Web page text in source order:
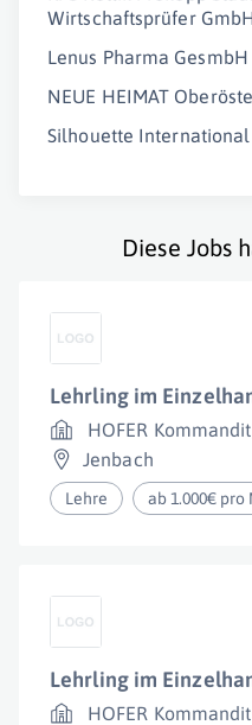
Wirtschaftsprüfer
Lenus Pharma GesmbH
NEUE HEIMAT
Silhouette International
Diese Jobs
Lehrling im
HOFER
Jenbach
Lehre ab 1.000€ pro
Lehrling im
HOFER